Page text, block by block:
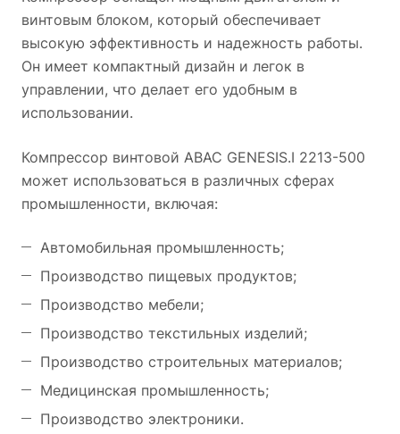
винтовым блоком, который обеспечивает
высокую эффективность и надежность работы.
Он имеет компактный дизайн и легок в
управлении, что делает его удобным в
использовании.
Компрессор винтовой ABAC GENESIS.I 2213-500
может использоваться в различных сферах
промышленности, включая:
Автомобильная промышленность;
Производство пищевых продуктов;
Производство мебели;
Производство текстильных изделий;
Производство строительных материалов;
Медицинская промышленность;
Производство электроники.